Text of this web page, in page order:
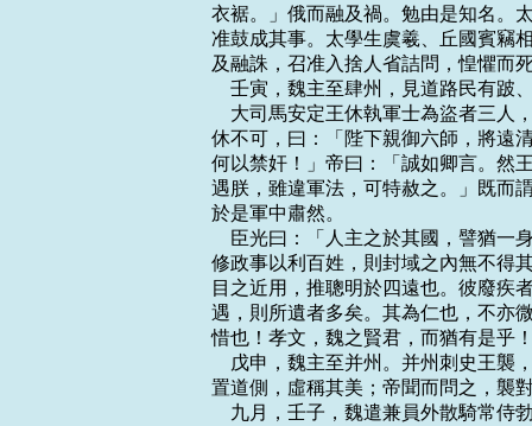
衣裾。」俄而融及禍。勉由是知名。
准鼓成其事。太學生虞羲、丘國賓竊
及融誅，召准入捨人省詰問，惶懼而
壬寅，魏主至肆州，見道路民有
大司馬安定王休執軍士為盜者三
休不可，曰：「陛下親御六師，將遠
何以禁奸！」帝曰：「誠如卿言。然
遇朕，雖違軍法，可特赦之。」既而
於是軍中肅然。
臣光曰：「人主之於其國，譬猶
修政事以利百姓，則封域之內無不得
目之近用，推聰明於四遠也。彼廢疾
遇，則所遺者多矣。其為仁也，不亦
惜也！孝文，魏之賢君，而猶有是乎
戊申，魏主至并州。并州刺史王
置道側，虛稱其美；帝聞而問之，襲
九月，壬子，魏遣兼員外散騎常侍